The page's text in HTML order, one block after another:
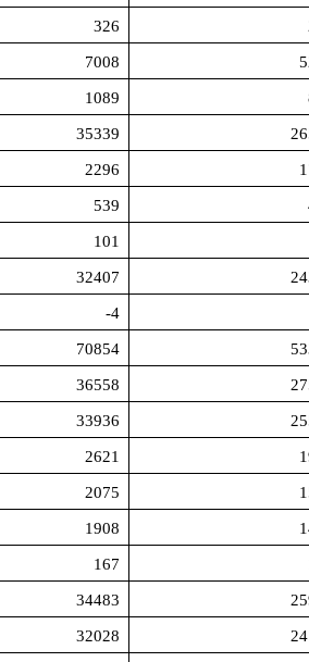
326
7008
1089
35339
2296
539
101
32407
-4
70854
36558
33936
2621
2075
1908
167
34483
32028